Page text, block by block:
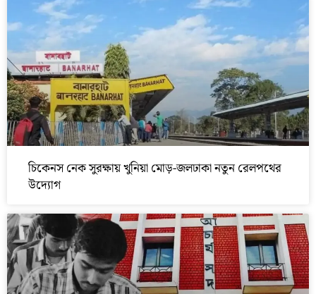
চিকেনস নেক সুরক্ষায় খুনিয়া মোড়-জলঢাকা নতুন রেলপথের
উদ্যোগ